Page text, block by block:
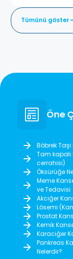
Tümünü göster
Öne
Böbrek
Tam kapalı
cerrahisi)
Öksürüğe
Meme
ve Tedavisi
Akciğer
Lösemi
Prostat
Kemik
Karaciğer
Pankreas
Nelerdir?